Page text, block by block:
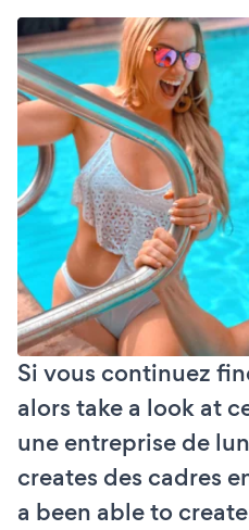
Si vous continuez
alors take a look at
une entreprise de
creates des cadres
a been able to